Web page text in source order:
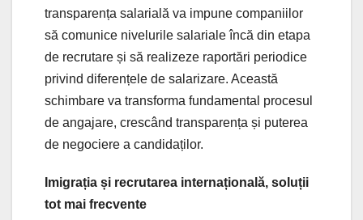
transparența salarială va impune companiilor
să comunice nivelurile salariale încă din etapa
de recrutare și să realizeze raportări periodice
privind diferențele de salarizare. Această
schimbare va transforma fundamental procesul
de angajare, crescând transparența și puterea
de negociere a candidaților.
Imigrația și recrutarea internațională, soluții
tot mai frecvente